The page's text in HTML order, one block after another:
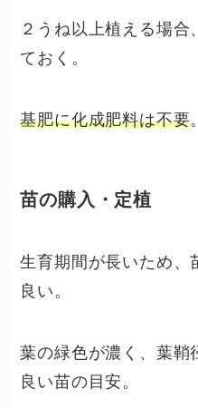
２うね以上植える場
ておく。
基肥に化成肥料は不要。
苗の購入・定植
生育期間が長いため、
良い。
葉の緑色が濃く、葉鞘
良い苗の目安。